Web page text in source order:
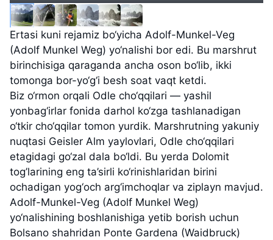
Ertasi kuni rejamiz bo‘yicha Adolf-Munkel-Veg
(Adolf Munkel Weg) yo‘nalishi bor edi. Bu marshrut
birinchisiga qaraganda ancha oson bo‘lib, ikki
tomonga bor-yo‘g‘i besh soat vaqt ketdi.
Biz o‘rmon orqali Odle cho‘qqilari — yashil
yonbag‘irlar fonida darhol ko‘zga tashlanadigan
o‘tkir cho‘qqilar tomon yurdik. Marshrutning yakuniy
nuqtasi Geisler Alm yaylovlari, Odle cho‘qqilari
etagidagi go‘zal dala bo‘ldi. Bu yerda Dolomit
tog’larining eng ta’sirli ko‘rinishlaridan birini
ochadigan yog‘och arg‘imchoqlar va ziplayn mavjud.
Adolf-Munkel-Veg (Adolf Munkel Weg)
yo‘nalishining boshlanishiga yetib borish uchun
Bolsano shahridan Ponte Gardena (Waidbruck)